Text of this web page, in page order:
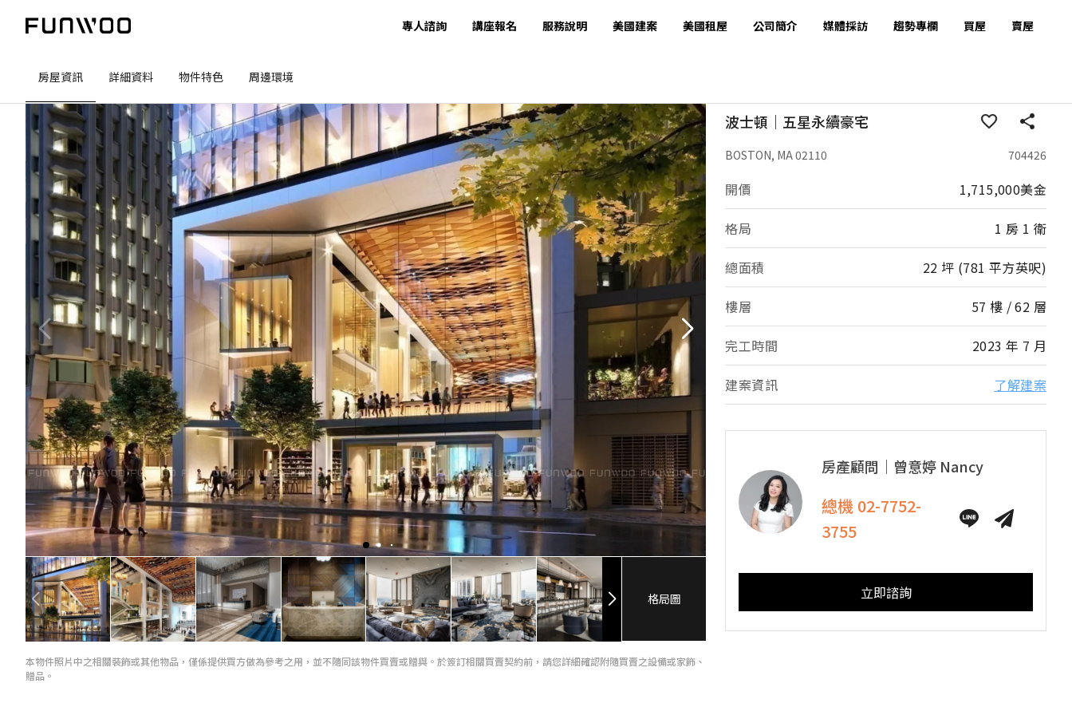
房屋資訊 詳細資料 物件特色 周邊環境
格局圖
本物件照片中之相關裝飾或其他物品，僅係提供買方做為參考之用，並不隨同該物件買賣或贈與。於簽訂相關買賣契約前，請您詳細確認附隨買賣之設備或家飾、
贈品。
波士頓｜五星永續豪宅
BOSTON, MA 02110 704426
開價 1,715,000美金
格局 1 房 1 衛
總面積 22 坪 (781 平方英呎)
樓層 57 樓 / 62 層
完工時間 2023 年 7 月
建案資訊 了解建案
房產顧問｜ 曾意婷 Nancy
總機 02-7752-
3755
立即諮詢
專人諮詢 講座報名 服務說明 美國建案 美國租屋 公司簡介 媒體採訪 趨勢專欄 買屋 賣屋